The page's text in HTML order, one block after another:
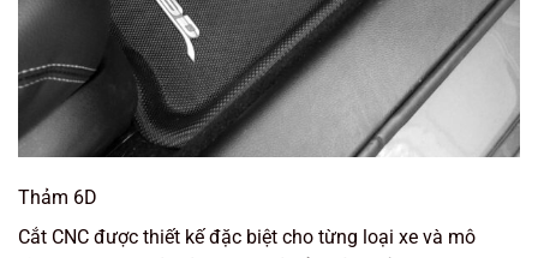
Thảm 6D
Cắt CNC được thiết kế đặc biệt cho từng loại xe và mô